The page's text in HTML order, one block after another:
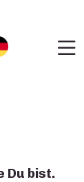
Du bist.